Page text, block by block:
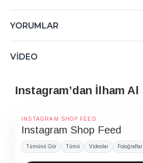
YORUMLAR
VIDEO
Instagram’dan İlham Al
INSTAGRAM SHOP FEED
Instagram Shop Feed
Tümünü Gör Tümü Videolar Fotoğraflar